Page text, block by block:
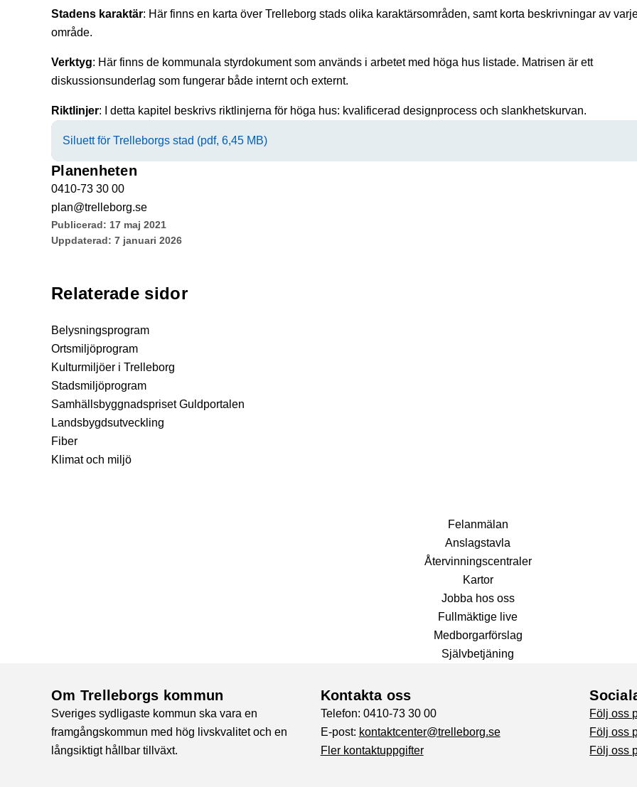
Stadens karaktär: Här finns en karta över Trelleborg stads olika karaktärsområden, samt korta beskrivningar av
område.
Verktyg: Här finns de kommunala styrdokument som används i arbetet med höga hus listade. Matrisen är ett
diskussionsunderlag som fungerar både internt och externt.
Riktlinjer: I detta kapitel beskrivs riktlinjerna för höga hus: kvalificerad designprocess och slankhetskurvan.
Siluett för Trelleborgs stad (pdf, 6,45 MB)
Planenheten
0410-73 30 00
plan@trelleborg.se
Publicerad: 17 maj 2021
Uppdaterad: 7 januari 2026
Relaterade sidor
Belysningsprogram
Ortsmiljöprogram
Kulturmiljöer i Trelleborg
Stadsmiljöprogram
Samhällsbyggnadspriset Guldportalen
Landsbygdsutveckling
Fiber
Klimat och miljö
Fel­anmälan
Anslags­tavla
Återvinnings­centraler
Kartor
Jobba hos oss
Fullmäktige live
Medborgarförslag
Självbetjäning
Om Trelleborgs kommun
Sveriges sydligaste kommun ska vara en
framgångskommun med hög livskvalitet och en
långsiktigt hållbar tillväxt.
Kontakta oss
Telefon: 0410-73 30 00
E-post: kontaktcenter@trelleborg.se
Fler kontaktuppgifter
Följ oss
Följ oss
Följ oss